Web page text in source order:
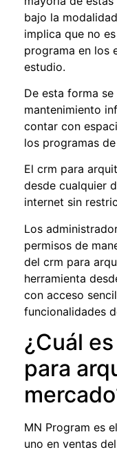
bajo la
implica que no
programa en los
estudio.
De esta forma
mantenimiento
contar con
los programas
El crm para
desde cualquier
internet sin
Los
permisos de
del crm para
herramienta
con acceso
funcionalidades
¿Cuál
para
MN Program es el
uno en ventas